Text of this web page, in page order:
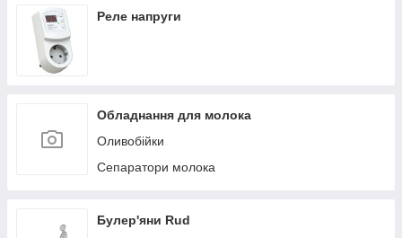
Реле напруги
Обладнання для молока
Оливобійки
Сепаратори молока
Булер'яни Rud